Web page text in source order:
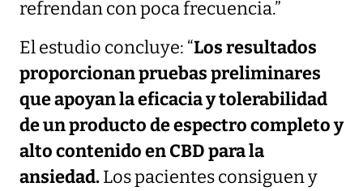
refrendan con poca frecuencia.”
El estudio concluye: “Los resultados
proporcionan pruebas preliminares
que apoyan la eficacia y tolerabilidad
de un producto de espectro completo y
alto contenido en CBD para la
ansiedad.Los pacientes consiguen y